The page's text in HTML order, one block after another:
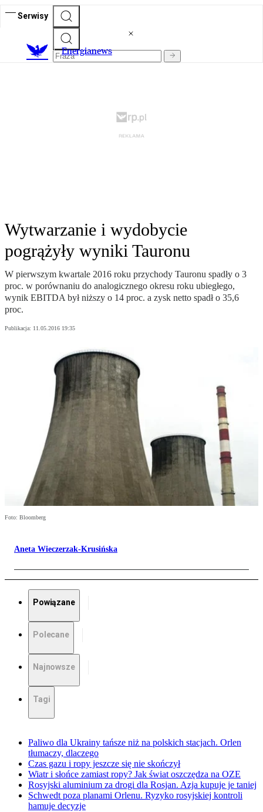
Serwisy
Energianews
Wytwarzanie i wydobycie
pogrążyły wyniki Tauronu
W pierwszym kwartale 2016 roku przychody Tauronu spadły o 3
proc. w porównaniu do analogicznego okresu roku ubiegłego,
wynik EBITDA był niższy o 14 proc. a zysk netto spadł o 35,6
proc.
Publikacja: 11.05.2016 19:35
Foto: Bloomberg
Aneta Wieczerzak-Krusińska
Powiązane
Polecane
Najnowsze
Tagi
Paliwo dla Ukrainy tańsze niż na polskich stacjach. Orlen
tłumaczy, dlaczego
Czas gazu i ropy jeszcze się nie skończył
Wiatr i słońce zamiast ropy? Jak świat oszczędza na OZE
Rosyjski aluminium za drogi dla Rosjan. Azja kupuje je taniej
Schwedt poza planami Orlenu. Ryzyko rosyjskiej kontroli
hamuje decyzje